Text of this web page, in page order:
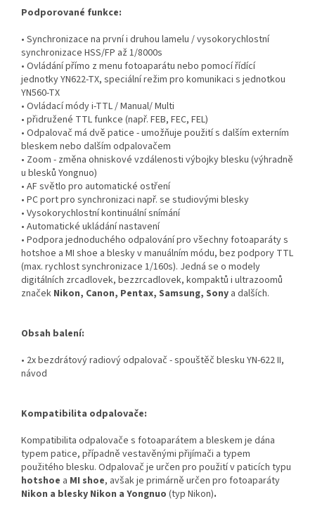
Podporované funkce:
• Synchronizace na první i druhou lamelu / vysokorychlostní
synchronizace HSS/FP až 1/8000s
• Ovládání přímo z menu fotoaparátu nebo pomocí řídící
jednotky YN622-TX, speciální režim pro komunikaci s jednotkou
YN560-TX
• Ovládací módy i-TTL / Manual/ Multi
• přidružené TTL funkce (např. FEB, FEC, FEL)
• Odpalovač má dvě patice - umožňuje použití s dalším externím
bleskem nebo dalším odpalovačem
• Zoom - změna ohniskové vzdálenosti výbojky blesku (výhradně
u blesků Yongnuo)
• AF světlo pro automatické ostření
• PC port pro synchronizaci např. se studiovými blesky
• Vysokorychlostní kontinuální snímání
• Automatické ukládání nastavení
• Podpora jednoduchého odpalování pro všechny fotoaparáty s
hotshoe a MI shoe a blesky v manuálním módu, bez podpory TTL
(max. rychlost synchronizace 1/160s). Jedná se o modely
digitálních zrcadlovek, bezzrcadlovek, kompaktů i ultrazoomů
značek Nikon, Canon, Pentax, Samsung, Sony a dalších.
Obsah balení:
• 2x bezdrátový radiový odpalovač - spouštěč blesku YN-622 II,
návod
Kompatibilita odpalovače:
Kompatibilita odpalovače s fotoaparátem a bleskem je dána
typem patice, případně vestavěnými přijímači a typem
použitého blesku. Odpalovač je určen pro použití v paticích typu
hotshoe a MI shoe, avšak je primárně určen pro fotoaparáty
Nikon a blesky Nikon a Yongnuo (typ Nikon).